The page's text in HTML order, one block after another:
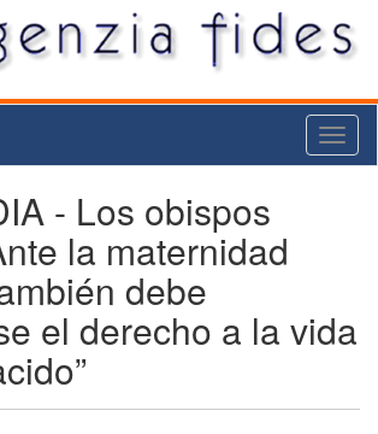
- Los obispos
la maternidad
debe
el derecho a la vida